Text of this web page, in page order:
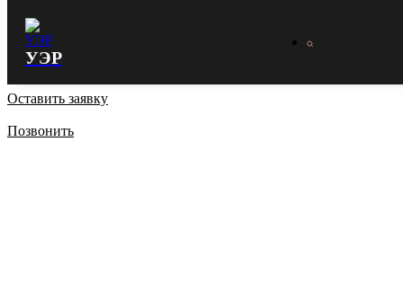
УЭР
Оставить заявку
Позвонить